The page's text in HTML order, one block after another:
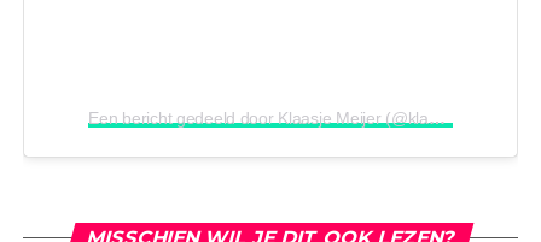
Een bericht gedeeld door Klaasje Meijer (@klaasje_meijer)
MISSCHIEN WIL JE DIT OOK LEZEN?